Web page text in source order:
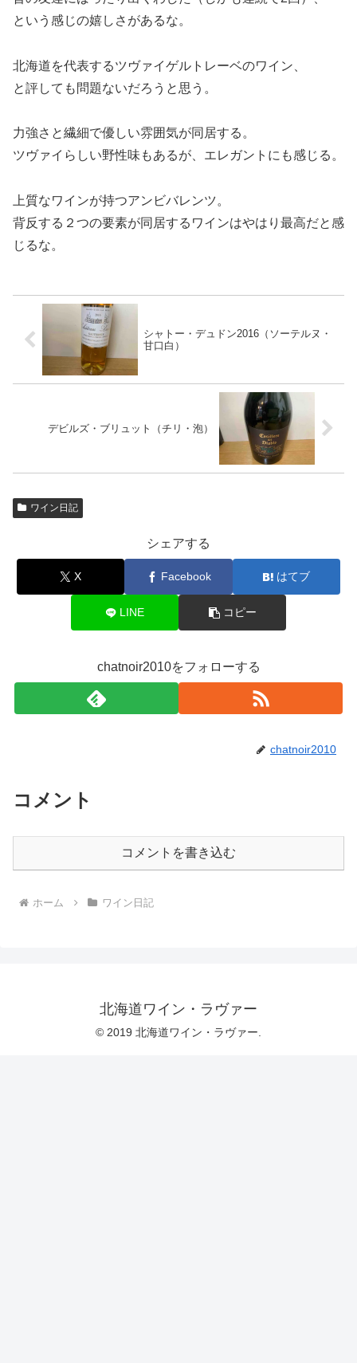
という感じの嬉しさがあるな。
北海道を代表するツヴァイゲルトレーベのワイン、
と評しても問題ないだろうと思う。
力強さと繊細で優しい雰囲気が同居する。
ツヴァイらしい野性味もあるが、エレガントにも感じる。
上質なワインが持つアンビバレンツ。
背反する２つの要素が同居するワインはやはり最高だと感
じるな。
シャトー・デュドン2016（ソーテルヌ・
甘口白）
デビルズ・ブリュット（チリ・泡）
ワイン日記
シェアする
X Facebook はてブ
LINE コピー
chatnoir2010をフォローする
chatnoir2010
コメント
コメントを書き込む
ホーム ワイン日記
北海道ワイン・ラヴァー
© 2019 北海道ワイン・ラヴァー.